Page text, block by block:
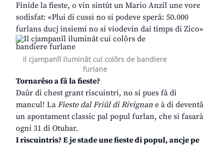
Finide la fieste, o vin sintût un Mario Anzil une vore
sodisfat: «Plui di cussì no si podeve sperâ: 50.000
furlans ducj insiemi no si viodevin dai timps di Zico»
Il cjampanîl iluminât cui colôrs de bandiere
furlane
Tornarêso a fâ la fieste?
Daûr di chest grant riscuintri, no si pues fâ di
mancul! La Fieste dal Friûl di Rivignan e à di deventâ
un apontament classic pal popul furlan, che si fasarà
ogni 31 di Otubar.
I riscuintris? E je stade une fieste di popul, ancje pe